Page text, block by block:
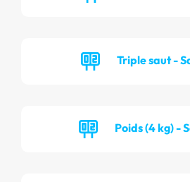
Triple saut -
Poids (4 kg) -